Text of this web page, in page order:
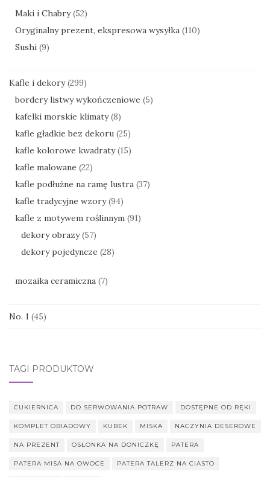
Maki i Chabry (52)
Oryginalny prezent, ekspresowa wysyłka (110)
Sushi (9)
Kafle i dekory (299)
bordery listwy wykończeniowe (5)
kafelki morskie klimaty (8)
kafle gładkie bez dekoru (25)
kafle kolorowe kwadraty (15)
kafle malowane (22)
kafle podłużne na ramę lustra (37)
kafle tradycyjne wzory (94)
kafle z motywem roślinnym (91)
dekory obrazy (57)
dekory pojedyncze (28)
mozaika ceramiczna (7)
No. 1 (45)
TAGI PRODUKTÓW
CUKIERNICA DO SERWOWANIA POTRAW DOSTĘPNE OD RĘKI
KOMPLET OBIADOWY KUBEK MISKA NACZYNIA DESEROWE
NA PREZENT OSŁONKA NA DONICZKĘ PATERA
PATERA MISA NA OWOCE PATERA TALERZ NA CIASTO